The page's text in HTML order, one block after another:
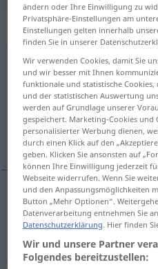
„reinigen“
reinigen
Übersicht aller
(Für mehr Details die
hreinsa
hreinsa reinigen
ändern oder Ihre Einwilligung zu
Privatsphäre-Einstellungen am
Einstellungen gelten innerhalb
finden Sie in unserer
Wir verwenden Cookies, damit Sie
und wir besser mit Ihnen
funktionale und statistische
und der statistischen Auswertung
werden auf Grundlage unserer
gespeichert. Marketing-Cookies und
personalisierter Werbung dienen,
durch einen Klick auf den
geben. Klicken Sie ansonsten auf
können Ihre Einwilligung jederzeit
Webseite widerrufen. Wenn Sie
und den Anpassungsmöglichkeiten
Button „Mehr Optionen“.
Datenverarbeitung entnehmen Sie
Datenschutzerklärung. Hier finden
Wir und unsere Partner
Folgendes bereitzustellen: